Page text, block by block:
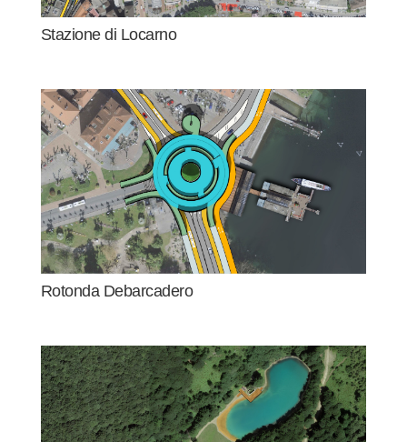
Stazione di Locarno
Rotonda Debarcadero